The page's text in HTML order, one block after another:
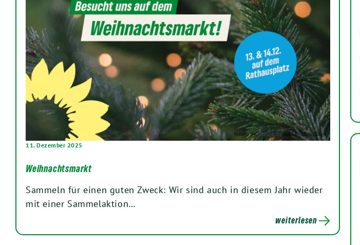
11. Dezember 2025
Weihnachtsmarkt
Sammeln für einen guten Zweck: Wir sind auch in diesem Jahr wieder
mit einer Sammelaktion…
weiterlesen